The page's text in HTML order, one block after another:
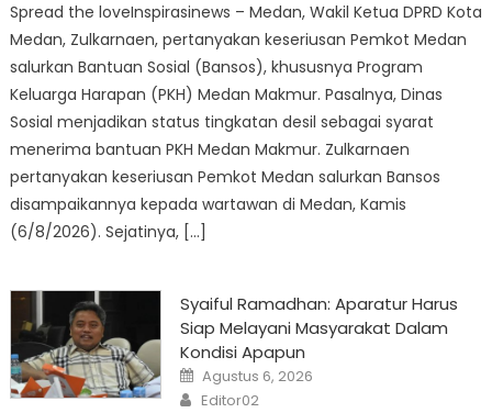
Spread the loveInspirasinews – Medan, Wakil Ketua DPRD Kota
Medan, Zulkarnaen, pertanyakan keseriusan Pemkot Medan
salurkan Bantuan Sosial (Bansos), khususnya Program
Keluarga Harapan (PKH) Medan Makmur. Pasalnya, Dinas
Sosial menjadikan status tingkatan desil sebagai syarat
menerima bantuan PKH Medan Makmur. Zulkarnaen
pertanyakan keseriusan Pemkot Medan salurkan Bansos
disampaikannya kepada wartawan di Medan, Kamis
(6/8/2026). Sejatinya, […]
Syaiful Ramadhan: Aparatur Harus
Siap Melayani Masyarakat Dalam
Kondisi Apapun
Posted
on
Agustus 6, 2026
Author
Editor02